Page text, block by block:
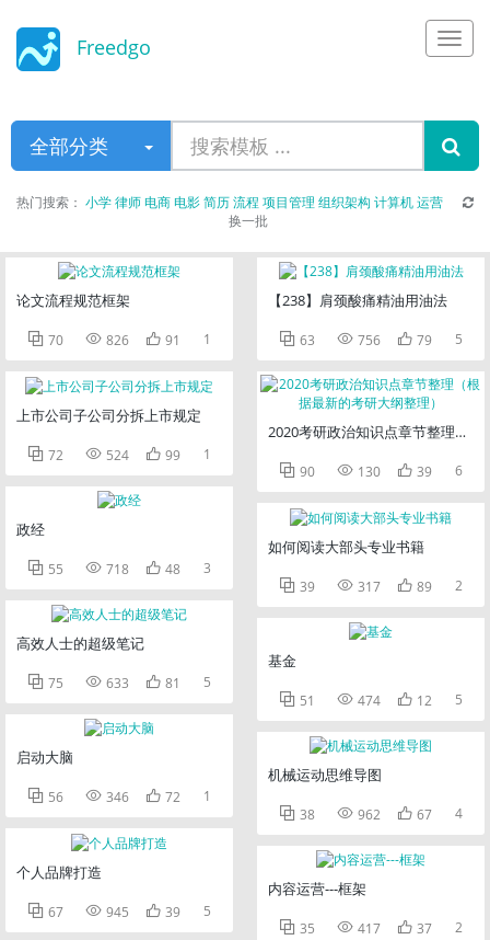
Freedgo
全部分类
热门搜索： 小学律师电商电影简历流程 项目管理 组织架构 计算机运营
换一批
论文流程规范框架
 70  826  91 1
上市公司子公司分拆上市规定
 72  524  99 1
政经
 55  718  48 3
高效人士的超级笔记
 75  633  81 5
启动大脑
 56  346  72 1
个人品牌打造
 67  945  39 5
【238】肩颈酸痛精油用油法
 63  756  79 5
2020考研政治知识点章节整理（
 90  130  39 6
如何阅读大部头专业书籍
 39  317  89 2
基金
 51  474  12 5
机械运动思维导图
 38  962  67 4
内容运营---框架
 35  417  37 2